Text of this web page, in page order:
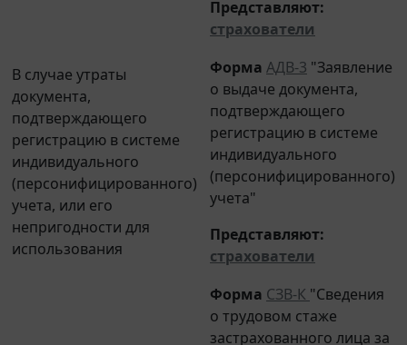
страхователи
В случае утраты
документа,
подтверждающего
регистрацию в системе
индивидуального
(персонифицированного)
учета, или его
непригодности для
использования
Форма АДВ-3 "Заявление
о выдаче документа,
подтверждающего
регистрацию в системе
индивидуального
(персонифицированного)
учета"
Представляют
страхователи
Форма
СЗВ-К "Сведения
о трудовом стаже
застрахованного лица за